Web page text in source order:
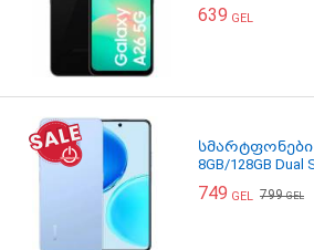
639 GEL
სმარტფონები
8GB/128GB Dual
749 GEL 799GEL